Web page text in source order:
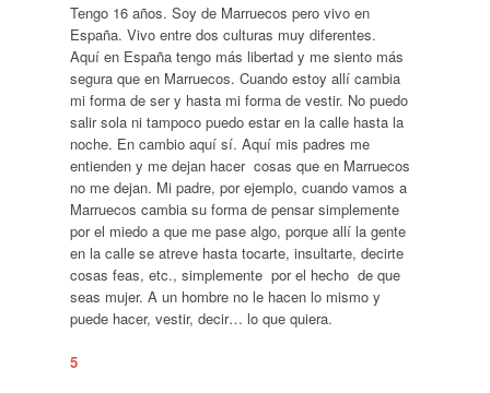
Tengo 16 años. Soy de Marruecos pero vivo en
España. Vivo entre dos culturas muy diferentes.
Aquí en España tengo más libertad y me siento más
segura que en Marruecos. Cuando estoy allí cambia
mi forma de ser y hasta mi forma de vestir. No puedo
salir sola ni tampoco puedo estar en la calle hasta la
noche. En cambio aquí sí. Aquí mis padres me
entienden y me dejan hacer cosas que en Marruecos
no me dejan. Mi padre, por ejemplo, cuando vamos a
Marruecos cambia su forma de pensar simplemente
por el miedo a que me pase algo, porque allí la gente
en la calle se atreve hasta tocarte, insultarte, decirte
cosas feas, etc., simplemente por el hecho de que
seas mujer. A un hombre no le hacen lo mismo y
puede hacer, vestir, decir… lo que quiera.
5